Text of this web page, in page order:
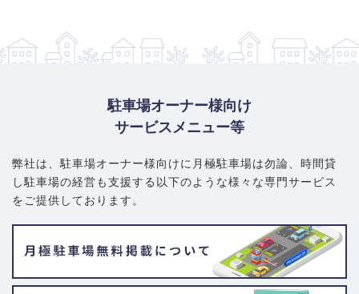
駐車場オーナー様向け
サービスメニュー等
弊社は、駐車場オーナー様向けに月極駐車場は勿論、 時間貸
し駐車場の経営も支援する以下のような様々な専門サービス
をご提供しております。